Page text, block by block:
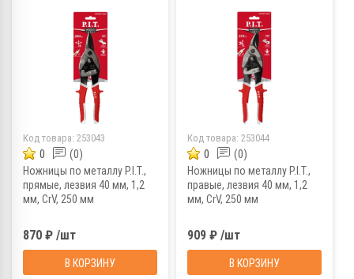
Код товара: 253043
0 (0)
Ножницы по металлу P.I.T.,
прямые, лезвия 40 мм, 1,2
мм, CrV, 250 мм
870 ₽ /шт
В КОРЗИНУ
Код товара: 253044
0 (0)
Ножницы по металлу P.I.T.,
правые, лезвия 40 мм, 1,2
мм, CrV, 250 мм
909 ₽ /шт
В КОРЗИНУ